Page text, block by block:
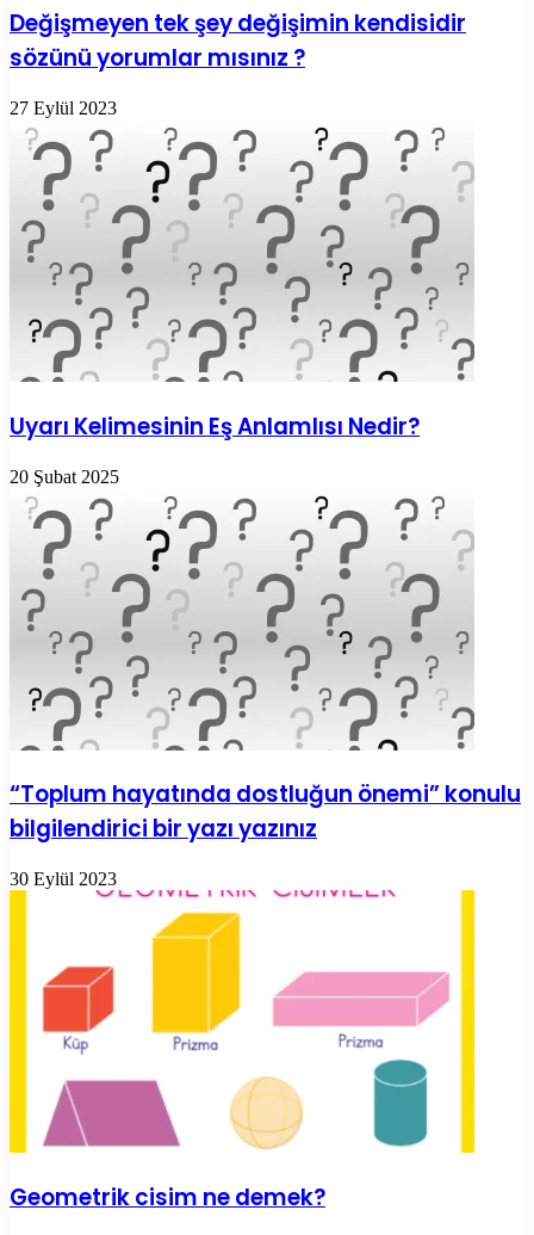
Değişmeyen tek şey değişimin kendisidir
sözünü yorumlar mısınız ?
27 Eylül 2023
Uyarı Kelimesinin Eş Anlamlısı Nedir?
20 Şubat 2025
“Toplum hayatında dostluğun önemi” konulu
bilgilendirici bir yazı yazınız
30 Eylül 2023
Geometrik cisim ne demek?